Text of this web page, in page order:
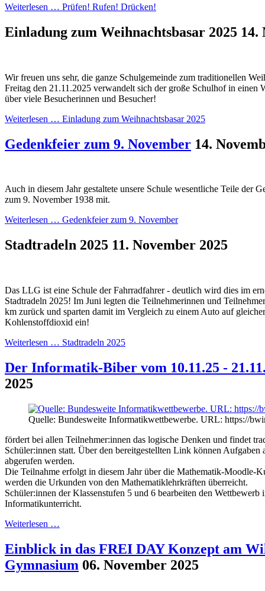
Weiterlesen … Prüfen! Rufen! Drücken!
Einladung zum Weihnachtsbasar 2025 14.
Wir freuen uns sehr, die ganze Schulgemeinde zum traditionellen
Freitag den 21.11.2025 verwandelt sich der große Schulhof in einen
über viele Besucherinnen und Besucher!
Weiterlesen … Einladung zum Weihnachtsbasar 2025
Gedenkfeier zum 9. November 14.
Auch in diesem Jahr gestaltete unsere Schule wesentliche Teile der
zum 9. November 1938 mit.
Weiterlesen … Gedenkfeier zum 9. November
Stadtradeln 2025 11. November 2025
Das LLG ist eine Schule der Fahrradfahrer - deutlich wird dies im
Stadtradeln 2025! Im Juni legten die Teilnehmerinnen und
km zurück und sparten damit im Vergleich zu einem Auto auf
Kohlenstoffdioxid ein!
Weiterlesen … Stadtradeln 2025
Der Informatik-Biber vom 10.11.25 -
2025
Quelle: Bundesweite Informatikwettbewerbe. URL: https://
fördert bei allen Teilnehmer:innen das logische Denken und findet
Schüler:innen statt. Über den bereitgestellten Link können Aufgaben
abgerufen werden.
Die Teilnahme erfolgt in diesem Jahr über die Mathematik-Moodle-
werden die Urkunden von den Mathematiklehrkräften überreicht.
Schüler:innen der Klassenstufen 5 und 6 bearbeiten den Wettbewerb
Informatikunterricht.
Weiterlesen …
Einblick in das FREI DAY Konzept am
Gymnasium 06. November 2025